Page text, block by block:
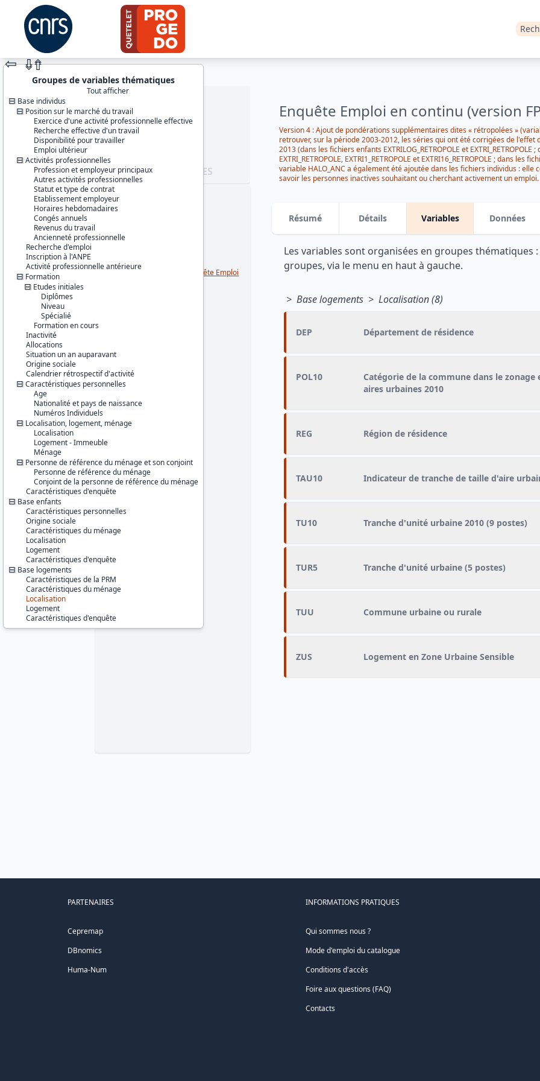
JEU DE DONNÉES
Enquête Emploi en continu (version
Version 4 : Ajout de pondérations supplémentaires dites « rétropolées »
retrouver, sur la période 2003-2012, les séries qui ont été corrigées de
2013 (dans les fichiers enfants EXTRILOG_RETROPOLE et EXTRI_RETROPOLE
EXTRI_RETROPOLE, EXTRI1_RETROPOLE et EXTRI16_RETROPOLE ; dans les
variable HALO_ANC a également été ajoutée dans les fichiers individus :
savoir les personnes inactives souhaitant ou cherchant activement un
⇦ ⇮⇮
Groupes de variables thématiques
Tout afficher
Base individus
Position sur le marché du travail
Exercice d'une activité professionnelle effective
Recherche effective d'un travail
Disponibilité pour travailler
Emploi ultérieur
Activités professionnelles
Profession et employeur principaux
Autres activités professionnelles
Statut et type de contrat
Etablissement employeur
Horaires hebdomadaires
Congés annuels
Revenus du travail
Ancienneté professionnelle
Recherche d'emploi
Inscription à l'ANPE
Activité professionnelle antérieure
Formation
Etudes initiales
Diplômes
Niveau
Spécialié
Formation en cours
Inactivité
Allocations
Situation un an auparavant
Origine sociale
Calendrier rétrospectif d'activité
Caractéristiques personnelles
Age
Nationalité et pays de naissance
Numéros Individuels
Localisation, logement, ménage
Localisation
Logement - Immeuble
Ménage
Personne de référence du ménage et son conjoint
Personne de référence du ménage
Conjoint de la personne de référence du ménage
Caractéristiques d'enquête
Base enfants
Caractéristiques personnelles
Origine sociale
Caractéristiques du ménage
Localisation
Logement
Caractéristiques d'enquête
Base logements
Caractéristiques de la PRM
Caractéristiques du ménage
Localisation
Logement
Caractéristiques d'enquête
Identifiants :
lil-0684b
Thème :
Série :Enquête Emploi / Enquête Emploi
Diffuseur :
Progedo-Adisp
Résumé Détails Variables Données
Les variables sont organisées en groupes thématiques
groupes, via le menu en haut à gauche.
> Base logements > Localisation (8)
DEP Département de résidence
POL10
Catégorie de la commune dans le zonage
aires urbaines 2010
REG Région de résidence
TAU10 Indicateur de tranche de taille d'aire
TU10 Tranche d'unité urbaine 2010 (9 postes)
TUR5 Tranche d'unité urbaine (5 postes)
TUU Commune urbaine ou rurale
ZUS Logement en Zone Urbaine Sensible
PARTENAIRES
Cepremap
DBnomics
Huma-Num
INFORMATIONS PRATIQUES
Qui sommes nous ?
Mode d'emploi du catalogue
Conditions d'accès
Foire aux questions (FAQ)
Contacts